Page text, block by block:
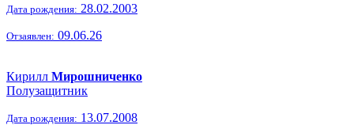
Дата рождения: 28.02.2003
Отзаявлен: 09.06.26
Кирилл Мирошниченко
Полузащитник
Дата рождения: 13.07.2008